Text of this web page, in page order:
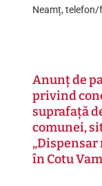
Neamț,
Anunț de
privind
suprafaţă
comunei,
„Dispensar
în Cotu